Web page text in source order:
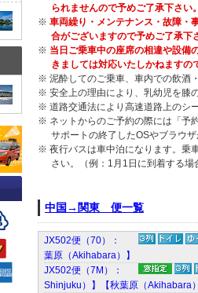
られませんので予めご了承下さい。
※ 車両繰り・メンテナンス・故障・
合がございますので予めご了承下
※ 当日ご乗車中の座席の相違や設備
きましては対応いたしかねますの
※ 泥酔してのご乗車、車内での飲酒
※ 安全上の理由により、乳幼児を膝
※ 道路交通法により高速道路上のシ
※ ネットからのご予約の際には「予
サポートの終了したOSやブラウ
※ 夜行バスは車中泊になります。乗
さい。（例：1月1日に到着する場
中国→関東 便一覧
JX502便（70）：
葉原（Akihabara）】
JX502便（7M）：
Shinjuku）】【秋葉原（Akihabara）